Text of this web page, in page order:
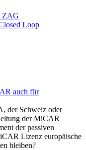
ZAG
Loop
auch für
der Schweiz oder
der MiCAR
der passiven
Lizenz europäische
bleiben?